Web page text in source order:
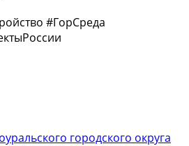
#ГорСреда
городского округа